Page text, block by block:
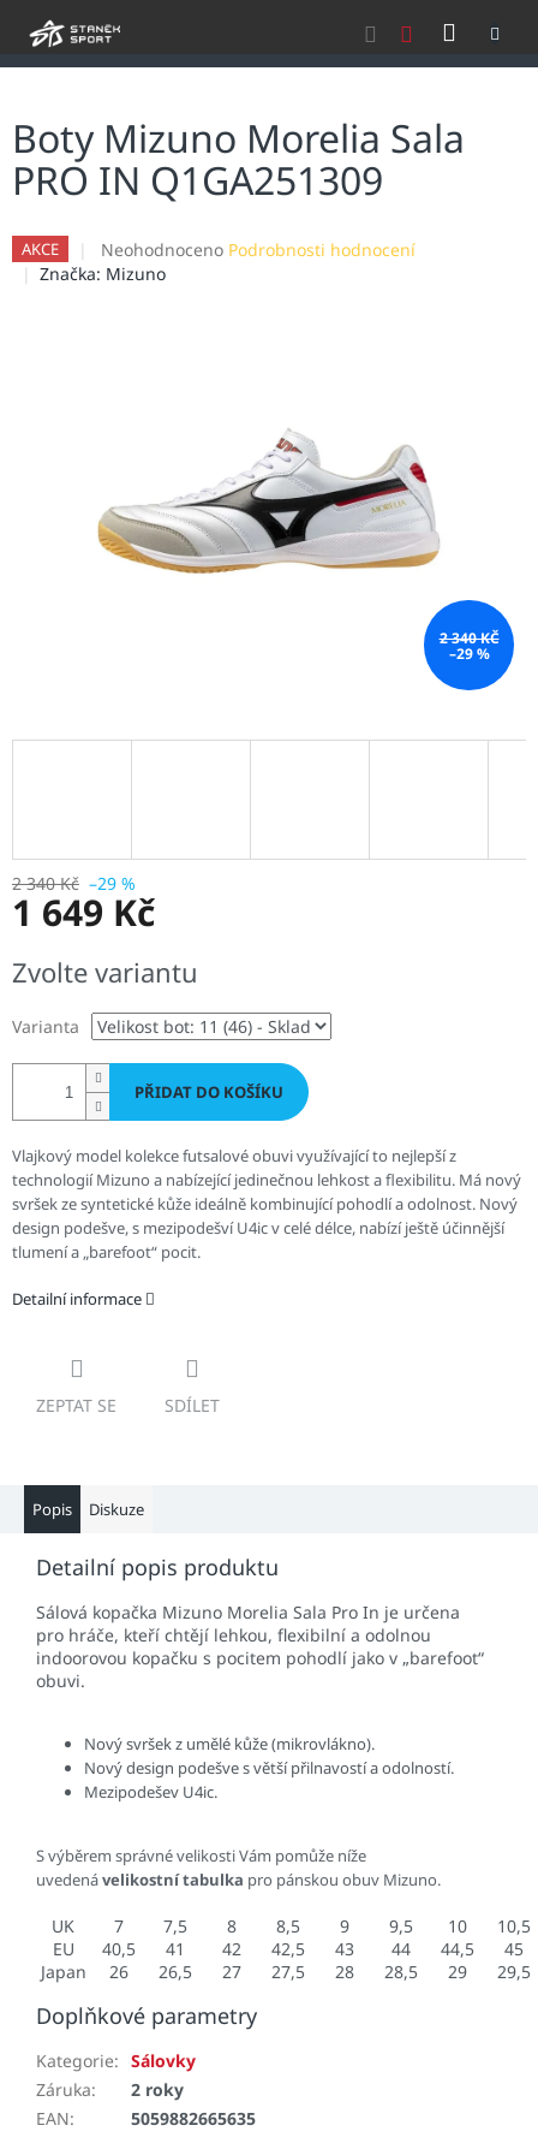
Boty Mizuno Morelia Sala
PRO IN Q1GA251309
AKCE
Průměrné
hodnocení
Neohodnoceno Podrobnosti hodnocení
Značka: Mizuno
2 340 KČ
–29 %
2 340 Kč –29 %
1 649 Kč
cena:
Zvolte variantu
Varianta
PŘIDAT DO KOŠÍKU
Vlajkový model kolekce futsalové obuvi využívající to nejlepší z
technologií Mizuno a nabízející jedinečnou lehkost a flexibilitu. Má nový
svršek ze syntetické kůže ideálně kombinující pohodlí a odolnost. Nový
design podešve, s mezipodešví U4ic v celé délce, nabízí ještě účinnější
tlumení a „barefoot“ pocit.
Detailní informace
ZEPTAT SE SDÍLET
Popis Diskuze
Detailní popis produktu
Sálová kopačka Mizuno Morelia Sala Pro In je určena
pro hráče, kteří chtějí lehkou, flexibilní a odolnou
indoorovou kopačku s pocitem pohodlí jako v „barefoot“
obuvi.
Nový svršek z umělé kůže (mikrovlákno).
Nový design podešve s větší přilnavostí a odolností.
Mezipodešev U4ic.
S výběrem správné velikosti Vám pomůže níže
uvedenávelikostní tabulka pro pánskou obuv Mizuno.
UK 7 7,5 8 8,5 9 9,5 10
10,5
EU
40,5 41 42 42,5 43 44 44,5
45
Japan
26 26,5 27 27,5 28 28,5 29 29,5
Doplňkové parametry
Kategorie: Sálovky
Záruka:
2 roky
EAN: 5059882665635